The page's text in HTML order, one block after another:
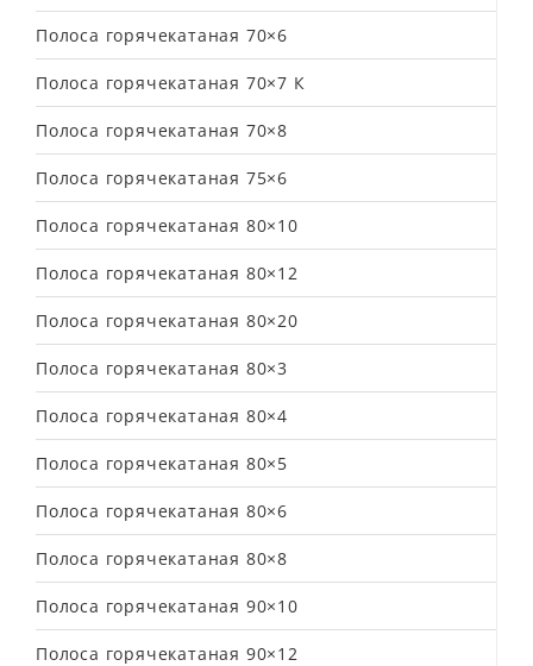
Полоса горячекатаная 70×6
Полоса горячекатаная 70×7 К
Полоса горячекатаная 70×8
Полоса горячекатаная 75×6
Полоса горячекатаная 80×10
Полоса горячекатаная 80×12
Полоса горячекатаная 80×20
Полоса горячекатаная 80×3
Полоса горячекатаная 80×4
Полоса горячекатаная 80×5
Полоса горячекатаная 80×6
Полоса горячекатаная 80×8
Полоса горячекатаная 90×10
Полоса горячекатаная 90×12